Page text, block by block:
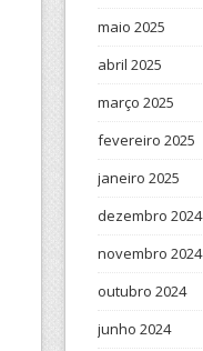
maio 2025
abril 2025
março 2025
fevereiro 2025
janeiro 2025
dezembro 2024
novembro 2024
outubro 2024
junho 2024